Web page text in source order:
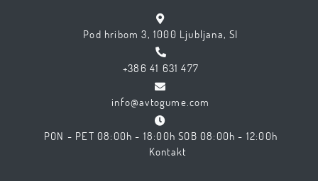
Pod hribom 3, 1000 Ljubljana, SI
+386 41 631 477
info@avtogume.com
PON - PET 08:00h - 18:00h SOB 08:00h - 12:00h
Kontakt